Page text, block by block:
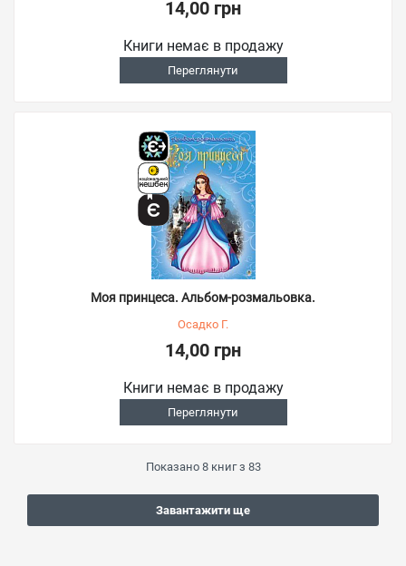
14,00 грн
Книги немає в продажу
Переглянути
Моя принцеса. Альбом-розмальовка.
Осадко Г.
14,00 грн
Книги немає в продажу
Переглянути
Показано 8книг з 83
Завантажити ще